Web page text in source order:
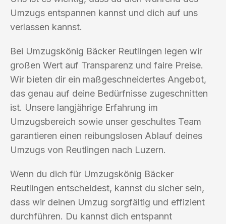
Umzugs entspannen kannst und dich auf uns
verlassen kannst.
Bei Umzugskönig Bäcker Reutlingen legen wir
großen Wert auf Transparenz und faire Preise.
Wir bieten dir ein maßgeschneidertes Angebot,
das genau auf deine Bedürfnisse zugeschnitten
ist. Unsere langjährige Erfahrung im
Umzugsbereich sowie unser geschultes Team
garantieren einen reibungslosen Ablauf deines
Umzugs von Reutlingen nach Luzern.
Wenn du dich für Umzugskönig Bäcker
Reutlingen entscheidest, kannst du sicher sein,
dass wir deinen Umzug sorgfältig und effizient
durchführen. Du kannst dich entspannt